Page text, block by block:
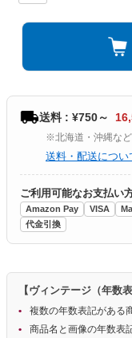
送料 : ¥750～
※北海道・沖縄な
送料・配送につい
ご利用可能なお支払い
Amazon Pay VISA
代金引換
【ヴィンテージ（年数
複数の年数表記がある
商品名と画像の年数表